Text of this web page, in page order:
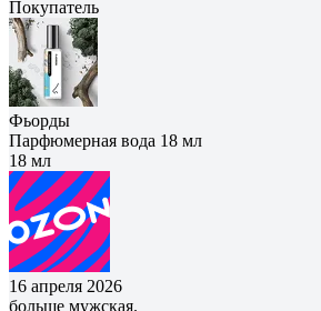
Покупатель
Фьорды
Парфюмерная вода 18 мл
18 мл
16 апреля 2026
больше мужская.